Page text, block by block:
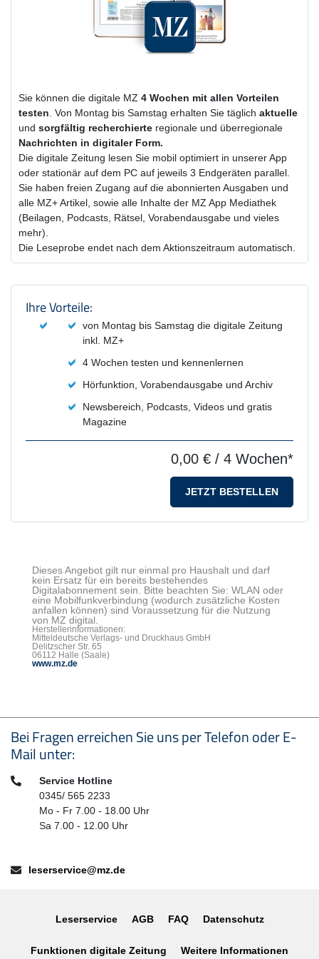
Sie können die digitale MZ 4 Wochen mit allen Vorteilen
testen. Von Montag bis Samstag erhalten Sie täglich aktuelle
und sorgfältig recherchierte regionale und überregionale
Nachrichten in digitaler Form.
Die digitale Zeitung lesen Sie mobil optimiert in unserer App
oder stationär auf dem PC auf jeweils 3 Endgeräten parallel.
Sie haben freien Zugang auf die abonnierten Ausgaben und
alle MZ+ Artikel, sowie alle Inhalte der MZ App Mediathek
(Beilagen, Podcasts, Rätsel, Vorabendausgabe und vieles
mehr).
Die Leseprobe endet nach dem Aktionszeitraum automatisch.
Produktzusammenfassung und
Ihre Vorteile:
von Montag bis Samstag die digitale Zeitung
inkl. MZ+
4 Wochen testen und kennenlernen
Hörfunktion, Vorabendausgabe und Archiv
Newsbereich, Podcasts, Videos und gratis
Magazine
0,00 € / 4 Wochen*
JETZT BESTELLEN
Dieses Angebot gilt nur einmal pro Haushalt und darf
kein Ersatz für ein bereits bestehendes
Digitalabonnement sein. Bitte beachten Sie: WLAN oder
eine Mobilfunkverbindung (wodurch zusätzliche Kosten
anfallen können) sind Voraussetzung für die Nutzung
von MZ digital.
Herstellerinformationen:
Mitteldeutsche Verlags- und Druckhaus GmbH
Delitzscher Str. 65
06112 Halle (Saale)
www.mz.de
Seitenfußbereich
Bei Fragen erreichen Sie uns per Telefon oder E-
Mail unter:
Telefon:Service Hotline
0345/ 565 2233
Mo - Fr 7.00 - 18.00 Uhr
Sa 7.00 - 12.00 Uhr
E-Mail:leserservice@mz.de
Leserservice AGB FAQ Datenschutz
Funktionen digitale Zeitung Weitere Informationen